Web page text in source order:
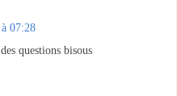
07:28
questions bisous